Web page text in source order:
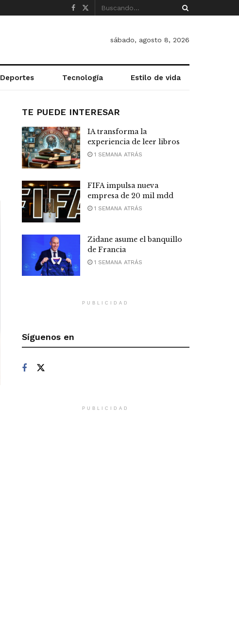
sábado, agosto 8, 2026
Deportes Tecnología Estilo de vida
TE PUEDE INTERESAR
IA transforma la
experiencia de leer libros
1 SEMANA ATRÁS
FIFA impulsa nueva
empresa de 20 mil mdd
1 SEMANA ATRÁS
Zidane asume el banquillo
de Francia
1 SEMANA ATRÁS
PUBLICIDAD
Síguenos en
PUBLICIDAD